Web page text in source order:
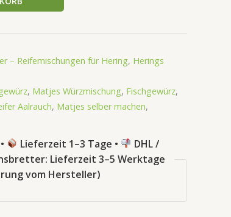
– Reifemischungen für Hering, Herings
, Matjes Würzmischung, Fischgewürz,
Aalrauch, Matjes selber machen,
Lieferzeit 1–3 Tage •
DHL /
Lieferzeit 3–5 Werktage
vom Hersteller)